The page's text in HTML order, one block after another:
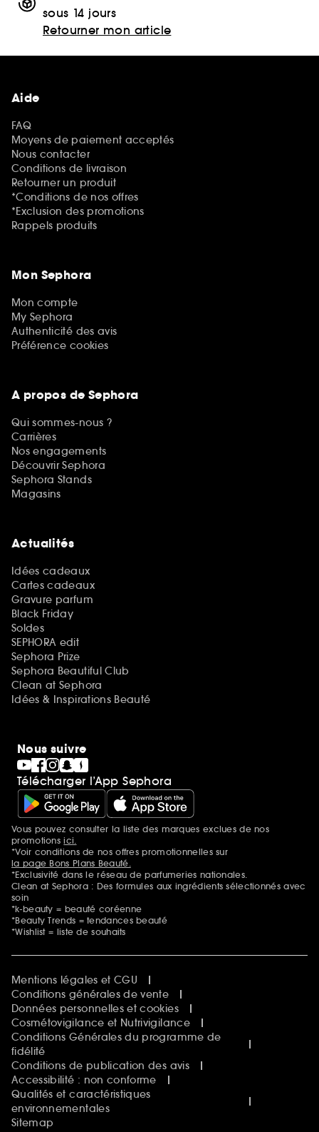
sous 14 jours
Retourner mon article
Aide
FAQ
Moyens de paiement acceptés
Nous contacter
Conditions de livraison
Retourner un produit
*Conditions de nos offres
*Exclusion des promotions
Rappels produits
Mon Sephora
Mon compte
My Sephora
Authenticité des avis
Préférence cookies
A propos de Sephora
Qui sommes-nous ?
Carrières
Nos engagements
Découvrir Sephora
Sephora Stands
Magasins
Actualités
Idées cadeaux
Cartes cadeaux
Gravure parfum
Black Friday
Soldes
SEPHORA edit
Sephora Prize
Sephora Beautiful Club
Clean at Sephora
Idées & Inspirations Beauté
Nous suivre
Télécharger l’App Sephora
Mentions additionnelles
Vous pouvez consulter la liste des marques exclues de nos
promotionsici.
*Voir conditions de nos offres promotionnelles sur
la page Bons Plans Beauté.
*Exclusivité dans le réseau de parfumeries nationales.
Clean at Sephora : Des formules aux ingrédients sélectionnés avec
soin
*k-beauty = beauté coréenne
*Beauty Trends = tendances beauté
*Wishlist = liste de souhaits
Mentions légales et CGU
Conditions générales de vente
Données personnelles et cookies
Cosmétovigilance et Nutrivigilance
Conditions Générales du programme de
fidélité
Conditions de publication des avis
Accessibilité : non conforme
Qualités et caractéristiques
environnementales
Sitemap